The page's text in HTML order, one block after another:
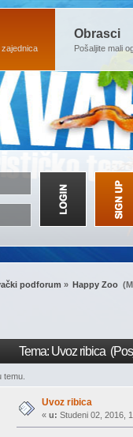
Obrasci
Pošaljite mali
podforum » Happy Zoo
Tema: Uvoz ribica
temu.
Uvoz ribica
« u: Studeni 02, 2016,